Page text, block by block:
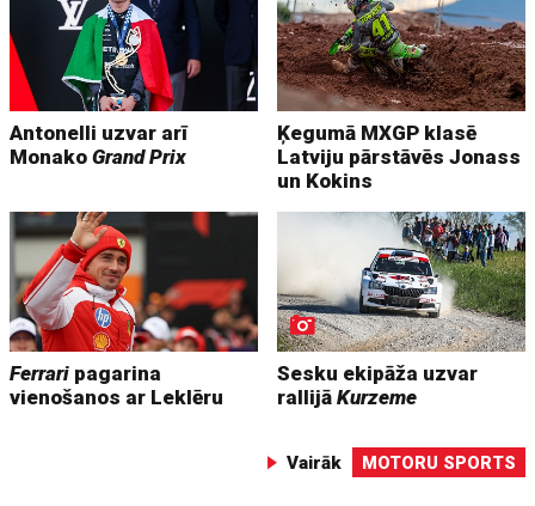
Antonelli uzvar arī
MonakoGrand Prix
Ķegumā MXGP klasē
Latviju pārstāvēs Jonass
un Kokins
Ferrari pagarina
vienošanos ar Leklēru
Sesku ekipāža uzvar
rallijāKurzeme
Vairāk MOTORU SPORTS